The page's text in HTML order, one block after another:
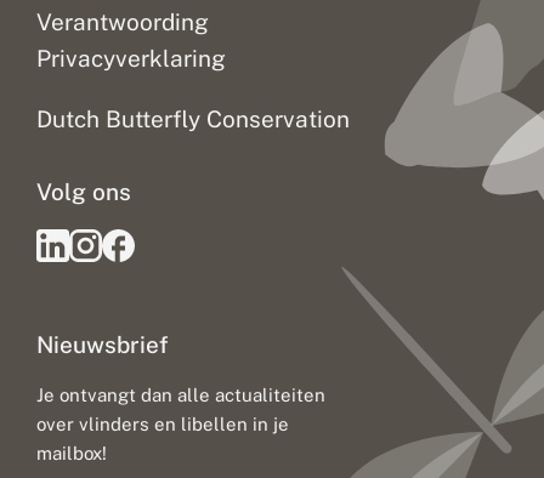
Verantwoording
Privacyverklaring
Dutch Butterfly Conservation
Nieuwsbrief
Je ontvangt dan alle actualiteiten
over vlinders en libellen in je
mailbox!
Volg ons